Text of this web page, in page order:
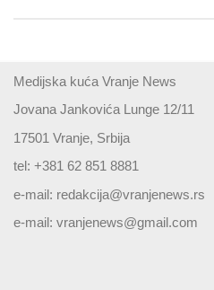
Medijska kuća Vranje News
Jovana Jankovića Lunge 12/11
17501 Vranje, Srbija
tel: +381 62 851 8881
e-mail: redakcija@vranjenews.rs
e-mail: vranjenews@gmail.com